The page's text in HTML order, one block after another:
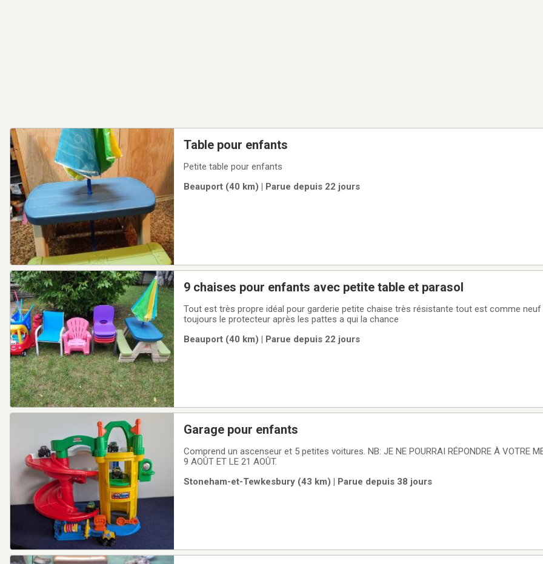
Table pour enfants
Petite table pour enfants
Beauport (40 km) | Parue depuis 22 jours
9 chaises pour enfants avec petite table et parasol
Tout est très propre idéal pour garderie petite chaise très résistante tout est comme neuf les chaises ont
toujours le protecteur après les pattes a qui la chance
Beauport (40 km) | Parue depuis 22 jours
Garage pour enfants
Comprend un ascenseur et 5 petites voitures. NB: JE NE POURRAI RÉPONDRE À VOTRE
9 AOÛT ET LE 21 AOÛT.
Stoneham-et-Tewkesbury (43 km) | Parue depuis 38 jours